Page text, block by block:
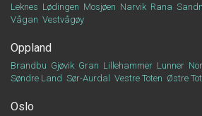
Leknes Lødingen Mosjøen Narvik Rana
Vågan Vestvågøy
Oppland
Brandbu Gjøvik Gran Lillehammer Lunner
Søndre Land Sør-Aurdal Vestre Toten Østre
Oslo